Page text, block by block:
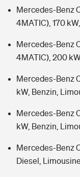
Mercedes-Benz
4MATIC), 170
Mercedes-Benz
4MATIC), 200
Mercedes-Benz
kW, Benzin,
Mercedes-Benz
kW, Benzin,
Mercedes-Benz
Diesel,